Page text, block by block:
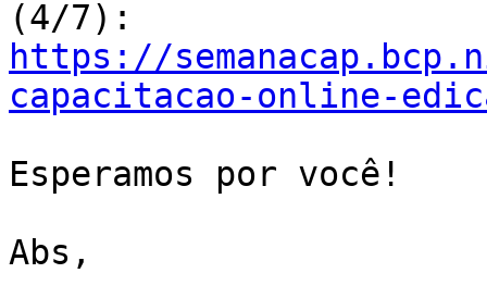
https://
capacitacao-online-
Esperamos por você!
Abs,